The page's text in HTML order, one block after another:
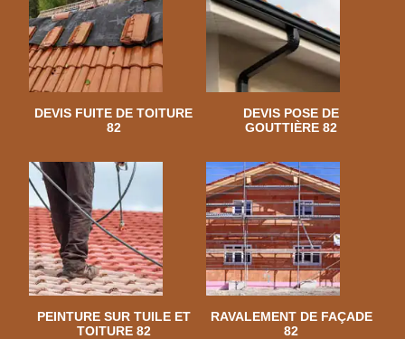
DEVIS FUITE DE TOITURE
82
DEVIS POSE DE
GOUTTIÈRE 82
PEINTURE SUR TUILE ET
TOITURE 82
RAVALEMENT DE FAÇADE
82